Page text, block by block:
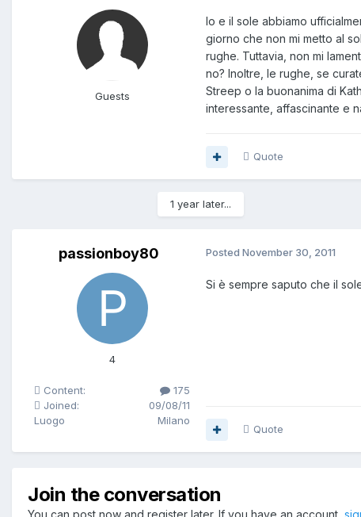
Guests
Io e il sole abbiamo
giorno che non mi metto al
rughe. Tuttavia, non mi
no? Inoltre, le rughe, se
Streep o la buonanima di
interessante, affascinante e
Quote
1 year later...
passionboy80
4
Content:
175
Joined:
09/08/11
Luogo
Milano
Posted November 30, 2011
Si è sempre saputo che il
Quote
Join the conversation